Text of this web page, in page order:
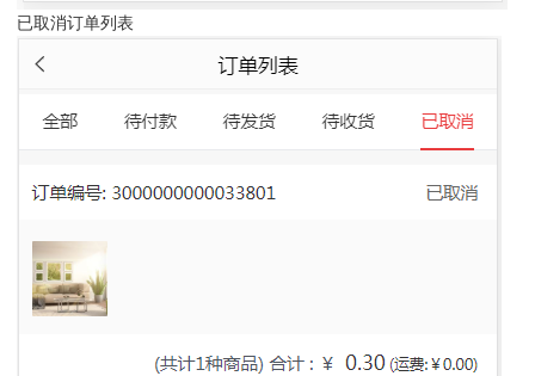
已取消订单列表